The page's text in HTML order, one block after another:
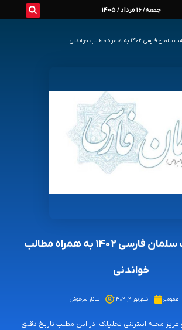
جمعه/ 16 مرداد / 1405
۱۴۰۲ به همراه مطالب خواندنی
روز بزرگداشت سلمان فارسی ۱۴۰۲ به همراه مطالب
خواندنی
عمومی شهریور ۲, ۱۴۰۲ ساناز سرخوش
مجله اینترنتی تحلیلک، در این مطلب تاریخ دقیق